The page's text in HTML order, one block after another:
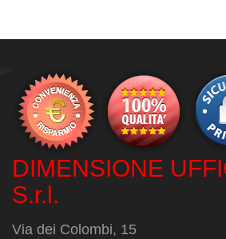
DIMENSIONE
S.r.l.
Via dei Colombi, 15